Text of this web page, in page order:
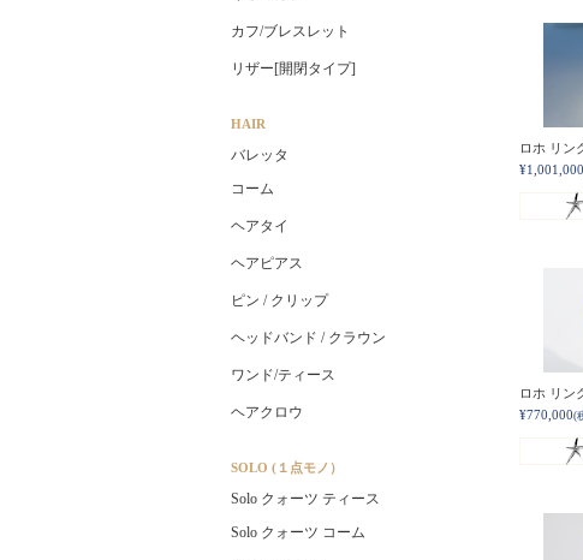
ロホ リン
¥1,001,000
ロホ リン
¥770,000(
カフ/ブレスレット
リザー[開閉タイプ]
HAIR
バレッタ
コーム
ヘアタイ
ヘアピアス
ピン / クリップ
ヘッドバンド / クラウン
ワンド/ティース
ヘアクロウ
SOLO (１点モノ）
Solo クォーツ ティース
Solo クォーツ コーム